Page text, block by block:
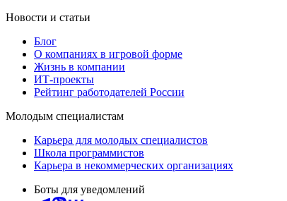
Новости и статьи
Блог
О компаниях в игровой форме
Жизнь в компании
ИТ-проекты
Рейтинг работодателей России
Молодым специалистам
Карьера для молодых специалистов
Школа программистов
Карьера в некоммерческих организациях
Боты для уведомлений